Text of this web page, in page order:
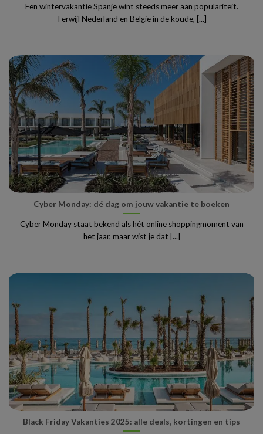
Een wintervakantie Spanje wint steeds meer aan populariteit.
Terwijl Nederland en België in de koude, [...]
Cyber Monday: dé dag om jouw vakantie te boeken
Cyber Monday staat bekend als hét online shoppingmoment van
het jaar, maar wist je dat [...]
Black Friday Vakanties 2025: alle deals, kortingen en tips